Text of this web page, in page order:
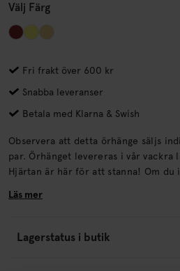
Välj Färg
Fri frakt över 600 kr
Snabba leveranser
Betala med Klarna & Swish
Observera att detta örhänge säljs
par. Örhänget levereras i vår vackra lilla signaturkartong.
Hjärtan är här för att stanna! Om du
Läs mer
Lagerstatus i butik